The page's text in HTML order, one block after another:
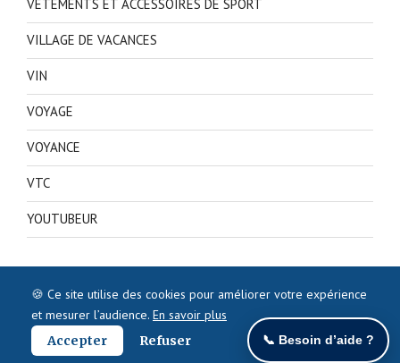
VETEMENTS ET ACCESSOIRES DE SPORT
VILLAGE DE VACANCES
VIN
VOYAGE
VOYANCE
VTC
YOUTUBEUR
🍪 Ce site utilise des cookies pour améliorer votre expérience
et mesurer l’audience. En savoir plus
Accepter
Refuser 📞 Besoin d’aide ?